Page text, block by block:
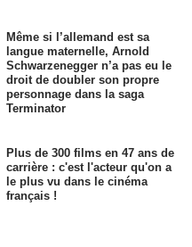
Même si l’allemand est sa
langue maternelle, Arnold
Schwarzenegger n’a pas eu le
droit de doubler son propre
personnage dans la saga
Terminator
Plus de 300 films en 47 ans de
carrière : c'est l'acteur qu'on a
le plus vu dans le cinéma
français !